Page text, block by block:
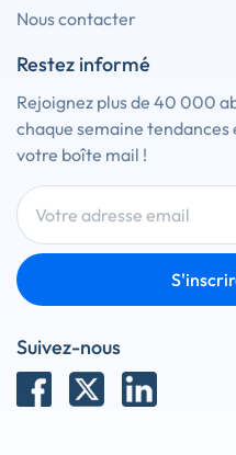
Nous contacter
Restez informé
Rejoignez plus de 40 000
chaque semaine tendances
votre boîte mail !
Suivez-nous